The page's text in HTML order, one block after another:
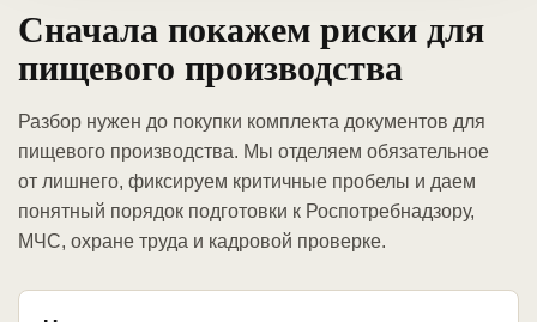
Сначала покажем риски для
пищевого производства
Разбор нужен до покупки комплекта документов для
пищевого производства. Мы отделяем обязательное
от лишнего, фиксируем критичные пробелы и даем
понятный порядок подготовки к Роспотребнадзору,
МЧС, охране труда и кадровой проверке.